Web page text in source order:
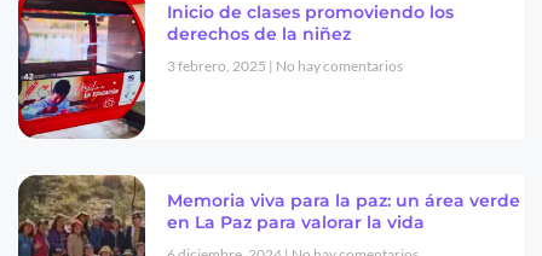
Inicio de clases promoviendo los
derechos de la niñez
3 febrero, 2025 No hay comentarios
Memoria viva para la paz: un área verde
en La Paz para valorar la vida